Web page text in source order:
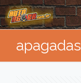
apagadas